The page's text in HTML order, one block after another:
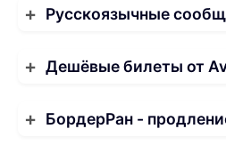
Русскоязычные
Дешёвые билеты от
БордерРан -